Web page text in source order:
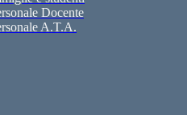
Docente
A.T.A.